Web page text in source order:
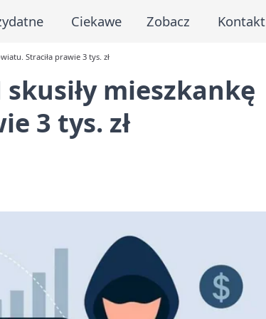
Ciekawe Zobacz Kontakt
Straciła prawie 3 tys. zł
skusiły mieszkankę
3 tys. zł